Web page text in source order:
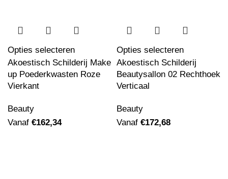
Opties selecteren
Akoestisch Schilderij Make
up Poederkwasten Roze
Vierkant
Beauty
Vanaf €162,34
Opties selecteren
Akoestisch Schilderij
Beautysallon 02 Rechthoek
Verticaal
Beauty
Vanaf €172,68
Vanaf
Akoestisch Schilderij Picasso Een Droom
1932 Rond - Muurcirkel